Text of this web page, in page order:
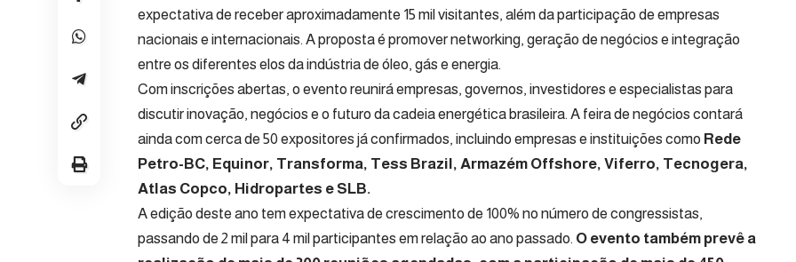
expectativa de receber aproximadamente 15 mil visitantes, além da participação de empresas
nacionais e internacionais. A proposta é promover networking, geração de negócios e integração
entre os diferentes elos da indústria de óleo, gás e energia.
Cominscrições abertas, o evento reunirá empresas, governos, investidores e especialistas para
discutir inovação, negócios e o futuro da cadeia energética brasileira. A feira de negócios contará
ainda com cerca de 50 expositores já confirmados, incluindo empresas e instituições como Rede
Petro-BC, Equinor, Transforma, Tess Brazil, Armazém Offshore, Viferro, Tecnogera,
Atlas Copco, Hidropartes e SLB.
A edição deste ano tem expectativa de crescimento de 100% no número de congressistas,
passando de 2 mil para 4 mil participantes em relação ao ano passado. O evento também prevê a